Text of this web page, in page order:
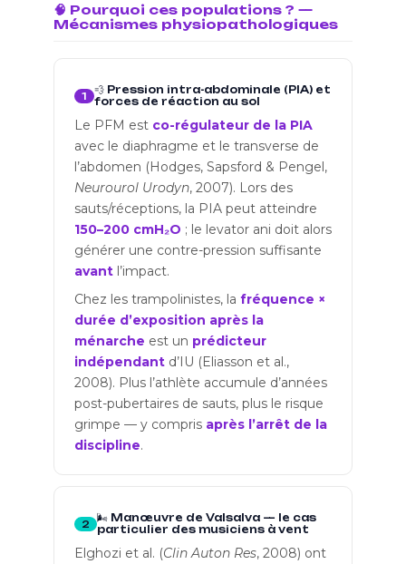
🧠 Pourquoi ces populations ? —
Mécanismes physiopathologiques
1
💨 Pression intra-abdominale (PIA) et
forces de réaction au sol
Le PFM est co-régulateur de la PIA
avec le diaphragme et le transverse de
l’abdomen (Hodges, Sapsford & Pengel,
Neurourol Urodyn, 2007). Lors des
sauts/réceptions, la PIA peut atteindre
150–200 cmH₂O ; le levator ani doit alors
générer une contre-pression suffisante
avant l’impact.
Chez les trampolinistes, la fréquence ×
durée d’exposition après la
ménarche est un prédicteur
indépendant d’IU (Eliasson et al.,
2008). Plus l’athlète accumule d’années
post-pubertaires de sauts, plus le risque
grimpe — y compris après l’arrêt de la
discipline.
2
🌬️ Manœuvre de Valsalva — le cas
particulier des musiciens à vent
Elghozi et al. (Clin Auton Res, 2008) ont